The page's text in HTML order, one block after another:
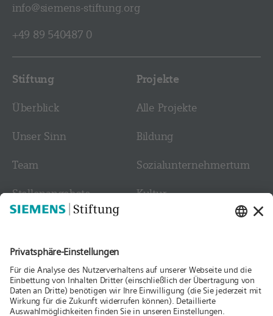
info@siemens-stiftung.org
+49 89 540487 0
Stiftung
Überblick
Unser Sinn
Team
Stellen­angebote
Projekte
Alle Projekte
Bildung
Sozial­­unternehmer­tum
Kultur
Medien
Aktuelles
Folgen Sie uns